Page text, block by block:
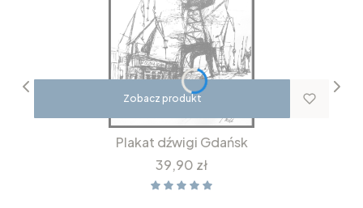
Zobacz produkt
Plakat dźwigi Gdańsk
Cena
39,90 zł